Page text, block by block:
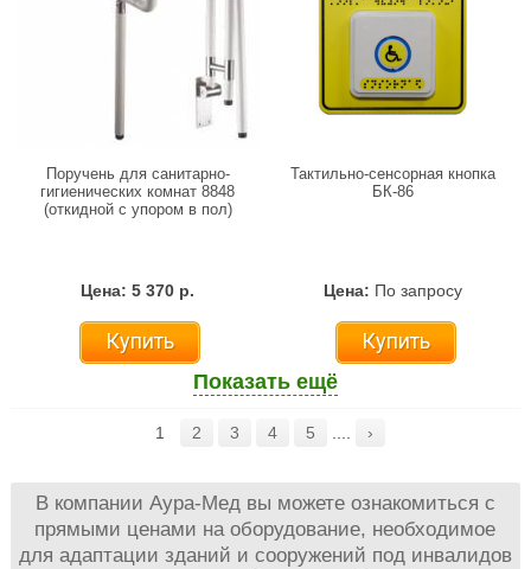
Поручень для санитарно-
гигиенических комнат 8848
(откидной с упором в пол)
Цена: 5 370 р.
Купить
Тактильно-сенсорная кнопка
БК-86
Цена: По запросу
Купить
Показать ещё
1 2 3 4 5 ›
В компании Аура-Мед вы можете ознакомиться с
прямыми ценами на оборудование, необходимое
для адаптации зданий и сооружений под инвалидов